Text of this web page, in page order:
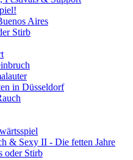
Aires
Stirb
in Düsseldorf
& Sexy II - Die fetten Jahre
oder Stirb